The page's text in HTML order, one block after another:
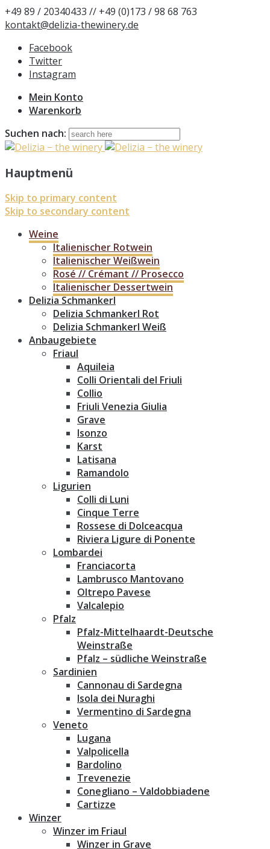
+49 89 / 20340433 // +49 (0)173 / 98 68 763
kontakt@delizia-thewinery.de
Facebook
Twitter
Instagram
Mein Konto
Warenkorb
Suchen nach:
Hauptmenü
Skip to primary content
Skip to secondary content
Weine
Italienischer Rotwein
Italienischer Weißwein
Rosé // Crémant // Prosecco
Italienischer Dessertwein
Delizia Schmankerl
Delizia Schmankerl Rot
Delizia Schmankerl Weiß
Anbaugebiete
Friaul
Aquileia
Colli Orientali del Friuli
Collio
Friuli Venezia Giulia
Grave
Isonzo
Karst
Latisana
Ramandolo
Ligurien
Colli di Luni
Cinque Terre
Rossese di Dolceacqua
Riviera Ligure di Ponente
Lombardei
Franciacorta
Lambrusco Mantovano
Oltrepo Pavese
Valcalepio
Pfalz
Pfalz-Mittelhaardt-Deutsche
Weinstraße
Pfalz – südliche Weinstraße
Sardinien
Cannonau di Sardegna
Isola dei Nuraghi
Vermentino di Sardegna
Veneto
Lugana
Valpolicella
Bardolino
Trevenezie
Conegliano – Valdobbiadene
Cartizze
Winzer
Winzer im Friaul
Winzer in Grave